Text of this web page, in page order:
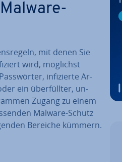
mit denen Sie
wird, möglichst
in­fi­zier­te Ar­
ein über­füll­ter, un­
Zugang zu einem
Malware-Schutz
Bereiche kümmern.